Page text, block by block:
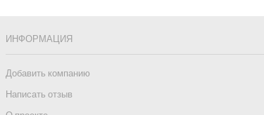
ИНФОРМАЦИЯ
Добавить компанию
Написать отзыв